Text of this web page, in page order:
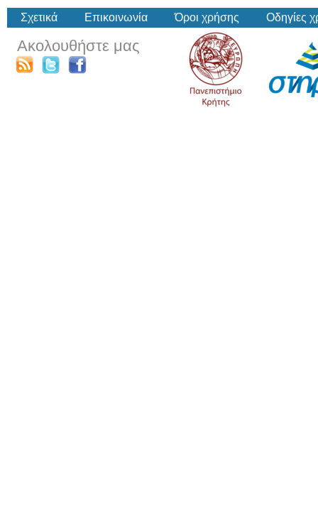
Σχετικά Επικοινωνία Όροι χρήσης Οδηγίες
Ακολουθήστε μας